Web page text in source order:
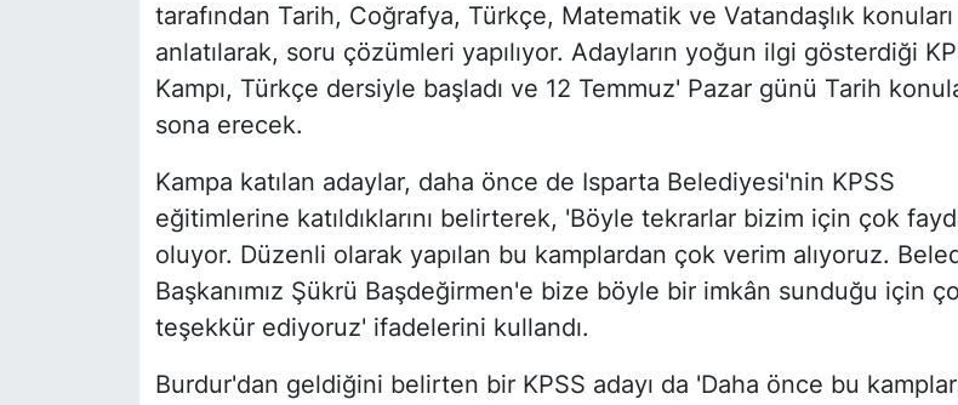
tarafından Tarih, Coğrafya, Türkçe, Matematik ve Vatandaşlık konuları
anlatılarak, soru çözümleri yapılıyor. Adayların yoğun ilgi gösterdiği
Kampı, Türkçe dersiyle başladı ve 12 Temmuz' Pazar günü Tarih
sona erecek.
Kampa katılan adaylar, daha önce de Isparta Belediyesi'nin KPSS
eğitimlerine katıldıklarını belirterek, 'Böyle tekrarlar bizim için çok
oluyor. Düzenli olarak yapılan bu kamplardan çok verim alıyoruz.
Başkanımız Şükrü Başdeğirmen'e bize böyle bir imkân sunduğu için
teşekkür ediyoruz' ifadelerini kullandı.
Burdur'dan geldiğini belirten bir KPSS adayı da 'Daha önce bu